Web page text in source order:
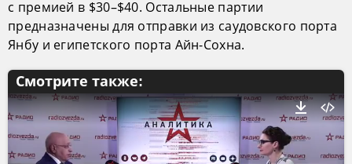
с премией в $30–$40. Остальные партии
предназначены для отправки из саудовского порта
Янбу и египетского порта Айн-Сохна.
Смотрите также: